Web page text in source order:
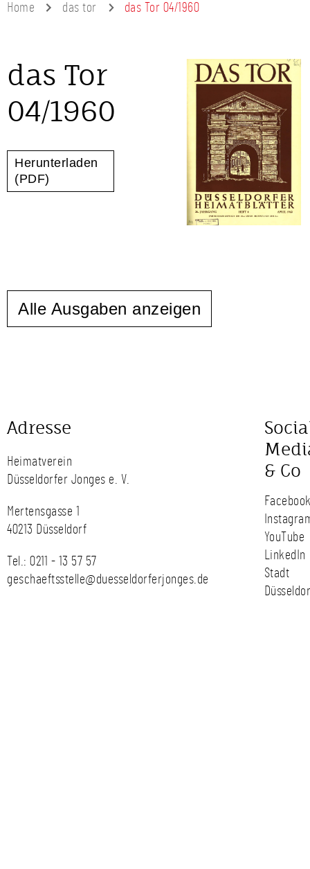
Home das tor das Tor 04/1960
das Tor
04/1960
Herunterladen
(PDF)
Alle Ausgaben anzeigen
Adresse
Heimatverein
Düsseldorfer Jonges e. V.
Mertensgasse 1
40213 Düsseldorf
Tel.: 0211 - 13 57 57
geschaeftsstelle@duesseldorferjonges.de
& Co
YouTube
LinkedIn
Stadt